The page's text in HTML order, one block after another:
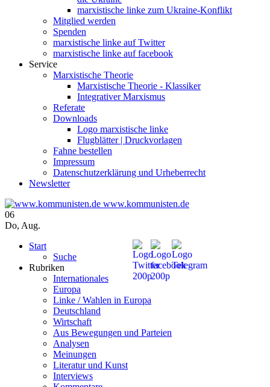
marxistische linke zum Ukraine-Konflikt
Mitglied werden
Spenden
marxistische linke auf Twitter
marxistische linke auf facebook
Service
Marxistische Theorie
Marxistische Theorie - Klassiker
Integrativer Marxismus
Referate
Downloads
Logo marxistische linke
Flugblätter | Druckvorlagen
Fahne bestellen
Impressum
Datenschutzerklärung und Urheberrecht
Newsletter
www.kommunisten.de
06
Do, Aug.
Start
Suche
Rubriken
Internationales
Europa
Linke / Wahlen in Europa
Deutschland
Wirtschaft
Aus Bewegungen und Parteien
Analysen
Meinungen
Literatur und Kunst
Interviews